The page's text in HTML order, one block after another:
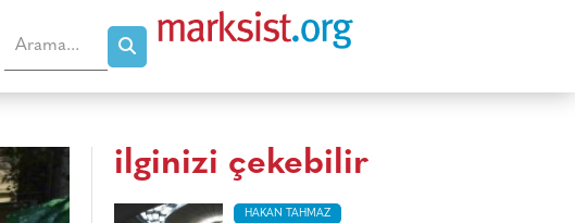
ilginizi çekebilir
HAKAN TAHMAZ